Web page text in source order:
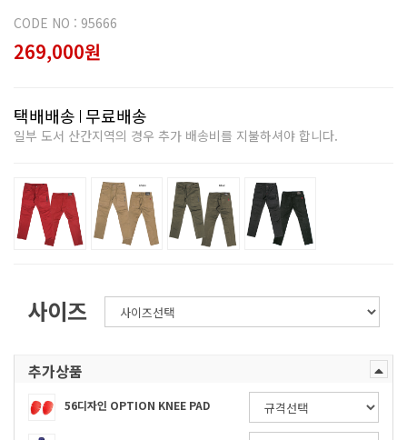
CODE NO : 95666
269,000원
택배배송 무료배송
일부 도서 산간지역의 경우 추가 배송비를 지불하셔야 합니다.
사이즈
추가상품
56디자인 OPTION KNEE PAD